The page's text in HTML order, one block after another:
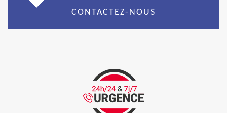
CONTACTEZ-NOUS